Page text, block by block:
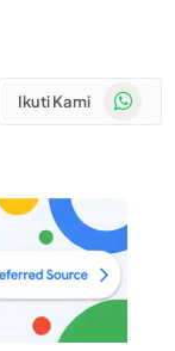
Ikuti Kami WhatsApp